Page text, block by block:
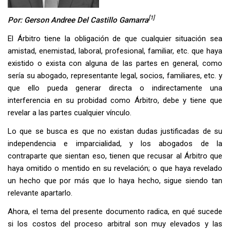
Por: Gerson Andree Del Castillo Gamarra[1]
El Árbitro tiene la obligación de que cualquier situación sea
amistad, enemistad, laboral, profesional, familiar, etc. que haya
existido o exista con alguna de las partes en general, como
sería su abogado, representante legal, socios, familiares, etc. y
que ello pueda generar directa o indirectamente una
interferencia en su probidad como Árbitro, debe y tiene que
revelar a las partes cualquier vínculo.
Lo que se busca es que no existan dudas justificadas de su
independencia e imparcialidad, y los abogados de la
contraparte que sientan eso, tienen que recusar al Árbitro que
haya omitido o mentido en su revelación; o que haya revelado
un hecho que por más que lo haya hecho, sigue siendo tan
relevante apartarlo.
Ahora, el tema del presente documento radica, en qué sucede
si los costos del proceso arbitral son muy elevados y las